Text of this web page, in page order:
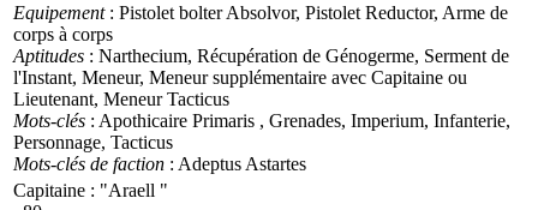
Equipement: Pistolet bolter Absolvor, Pistolet Reductor, Arme de
corps à corps
Aptitudes : Narthecium, Récupération de Génogerme, Serment de
l'Instant, Meneur, Meneur supplémentaire avec Capitaine ou
Lieutenant, Meneur Tacticus
Mots-clés : Apothicaire Primaris , Grenades, Imperium, Infanterie,
Personnage, Tacticus
Mots-clés de faction : Adeptus Astartes
Capitaine : "Araell "